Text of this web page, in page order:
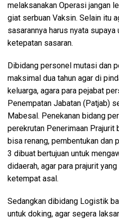
melaksanakan Operasi jangan
giat serbuan Vaksin. Selain itu
sasarannya harus nyata
ketepatan sasaran.
Dibidang personel mutasi dan
maksimal dua tahun agar di
keluarga, agara para pejabat
Penempatan Jabatan (Patjab)
Mabesal. Penekanan bidang
perekrutan Penerimaan Prajurit
bisa renang, pembentukan dan
3 dibuat bertujuan untuk
didaerah, agar para prajurit
ketempat asal.
Sedangkan dibidang Logistik
untuk doking, agar segera